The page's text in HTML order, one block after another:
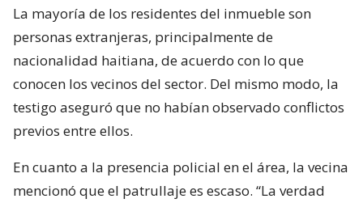
La mayoría de los residentes del inmueble son
personas extranjeras, principalmente de
nacionalidad haitiana, de acuerdo con lo que
conocen los vecinos del sector. Del mismo modo, la
testigo aseguró que no habían observado conflictos
previos entre ellos.
En cuanto a la presencia policial en el área, la vecina
mencionó que el patrullaje es escaso. “La verdad